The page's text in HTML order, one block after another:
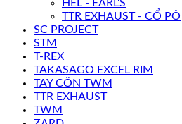
HEL - EARL'S
TTR EXHAUST - CỔ PÔ
SC PROJECT
STM
T-REX
TAKASAGO EXCEL RIM
TAY CÔN TWM
TTR EXHAUST
TWM